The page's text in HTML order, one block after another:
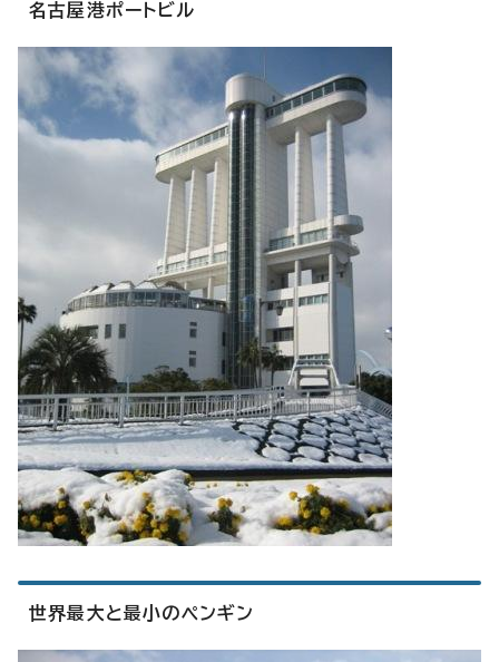
名古屋港ポートビル
世界最大と最小のペンギン